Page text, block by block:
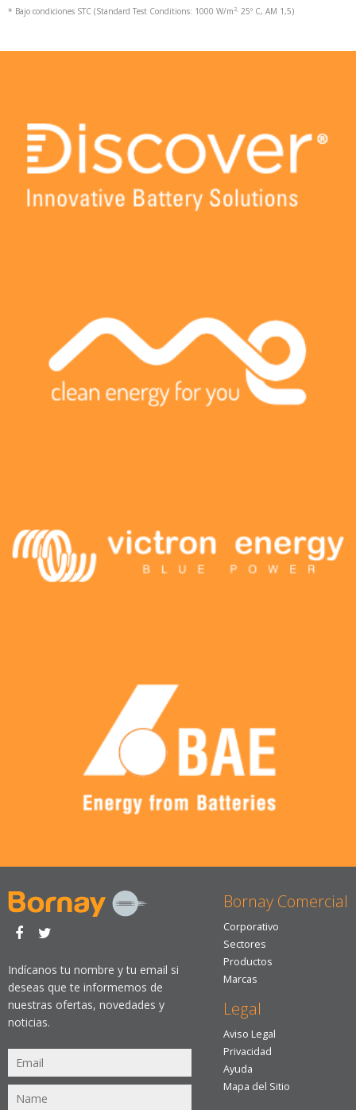
* Bajo condiciones STC (Standard Test Conditions: 1000 W/m2, 25º C, AM 1,5)
Bornay Comercial
Corporativo
Sectores
Productos
Marcas
Legal
Aviso Legal
Privacidad
Ayuda
Mapa del Sitio
Indícanos tu nombre y tu email si
deseas que te informemos de
nuestras ofertas, novedades y
noticias.